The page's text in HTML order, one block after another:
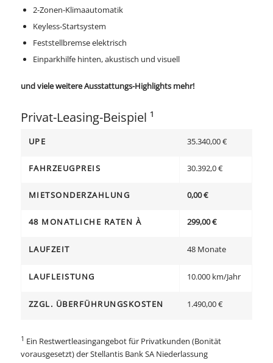
2-Zonen-Klimaautomatik
Keyless-Startsystem
Feststellbremse elektrisch
Einparkhilfe hinten, akustisch und visuell
und viele weitere Ausstattungs-Highlights mehr!
Privat-Leasing-Beispiel ¹
UPE 35.340,00 €
FAHRZEUGPREIS 30.392,0 €
MIETSONDERZAHLUNG 0,00 €
48 MONATLICHE RATEN À 299,00 €
LAUFZEIT 48 Monate
LAUFLEISTUNG 10.000 km/Jahr
ZZGL. ÜBERFÜHRUNGSKOSTEN 1.490,00 €
1 Ein Restwertleasingangebot für Privatkunden (Bonität
vorausgesetzt) der Stellantis Bank SA Niederlassung